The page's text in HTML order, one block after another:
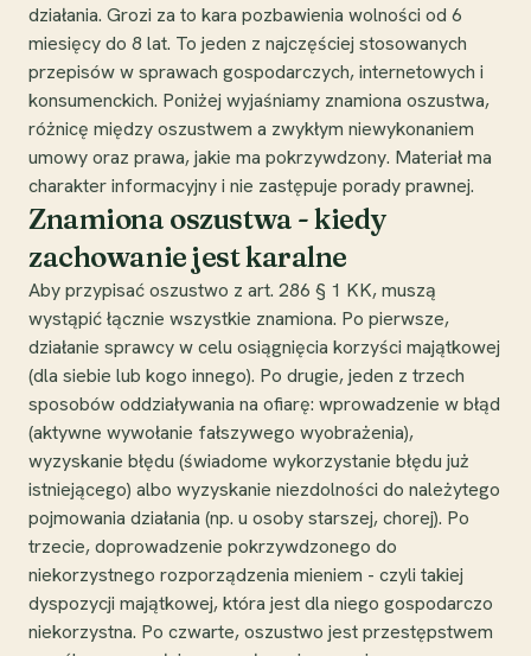
działania. Grozi za to kara pozbawienia wolności od 6
miesięcy do 8 lat. To jeden z najczęściej stosowanych
przepisów w sprawach gospodarczych, internetowych i
konsumenckich. Poniżej wyjaśniamy znamiona oszustwa,
różnicę między oszustwem a zwykłym niewykonaniem
umowy oraz prawa, jakie ma pokrzywdzony. Materiał ma
charakter informacyjny i nie zastępuje porady prawnej.
Znamiona oszustwa - kiedy
zachowanie jest karalne
Aby przypisać oszustwo z art. 286 § 1 KK, muszą
wystąpić łącznie wszystkie znamiona. Po pierwsze,
działanie sprawcy w celu osiągnięcia korzyści majątkowej
(dla siebie lub kogo innego). Po drugie, jeden z trzech
sposobów oddziaływania na ofiarę: wprowadzenie w błąd
(aktywne wywołanie fałszywego wyobrażenia),
wyzyskanie błędu (świadome wykorzystanie błędu już
istniejącego) albo wyzyskanie niezdolności do należytego
pojmowania działania (np. u osoby starszej, chorej). Po
trzecie, doprowadzenie pokrzywdzonego do
niekorzystnego rozporządzenia mieniem - czyli takiej
dyspozycji majątkowej, która jest dla niego gospodarczo
niekorzystna. Po czwarte, oszustwo jest przestępstwem